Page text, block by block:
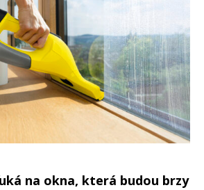
na okna, která budou brzy